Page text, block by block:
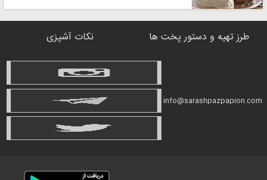
طرز تهیه و دستور پخت ها نکات آشپزی
info@sarashpazpapion.com